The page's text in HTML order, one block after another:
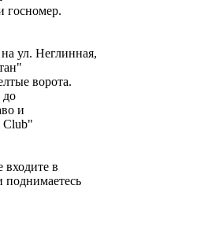
госномер.
ул. Неглинная,
ворота.
до
и
Club"
входите в
поднимаетесь